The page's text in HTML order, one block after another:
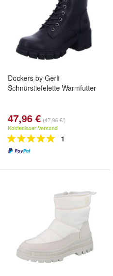
Dockers by Gerli
Schnürstiefelette Warmfutter
47,96 € (47,96 €/)
Kostenloser Versand
1